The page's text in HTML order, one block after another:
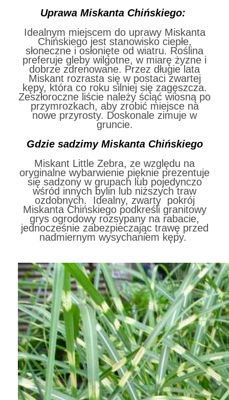
Uprawa Miskanta Chińskiego:
Idealnym miejscem do uprawy Miskanta
Chińskiego jest stanowisko ciepłe,
słoneczne i osłonięte od wiatru. Roślina
preferuje gleby wilgotne, w miarę żyzne i
dobrze zdrenowane. Przez długie lata
Miskant rozrasta się w postaci zwartej
kępy, która co roku silniej się zagęszcza.
Zeszłoroczne liście należy ściąć wiosną po
przymrozkach, aby zrobić miejsce na
nowe przyrosty. Doskonale zimuje w
gruncie.
Gdzie sadzimy Miskanta Chińskiego
Miskant Little Zebra, ze względu na
oryginalne wybarwienie pięknie prezentuje
się sadzony w grupach lub pojedynczo
wśród innych bylin lub niższych traw
ozdobnych. Idealny, zwarty pokrój
Miskanta Chińskiego podkreśli granitowy
grys ogrodowy rozsypany na rabacie,
jednocześnie zabezpieczając trawę przed
nadmiernym wysychaniem kępy.